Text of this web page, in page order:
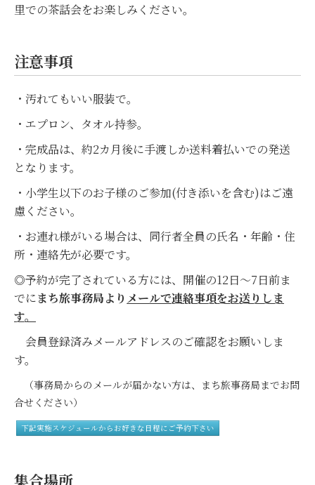
里での茶話会をお楽しみください。
注意事項
・汚れてもいい服装で。
・エプロン、タオル持参。
・完成品は、約2カ月後に手渡しか送料着払いでの発送
となります。
・小学生以下のお子様のご参加(付き添いを含む)はご遠
慮ください。
・お連れ様がいる場合は、同行者全員の氏名・年齢・住
所・連絡先が必要です。
◎予約が完了されている方には、開催の12日～7日前ま
でにまち旅事務局より メールで連絡事項をお送りしま
す。
会員登録済みメールアドレスのご確認をお願いしま
す。
（事務局からのメールが届かない方は、まち旅事務局までお問
合せください）
下記実施スケジュールからお好きな日程にご予約下さい
集合場所